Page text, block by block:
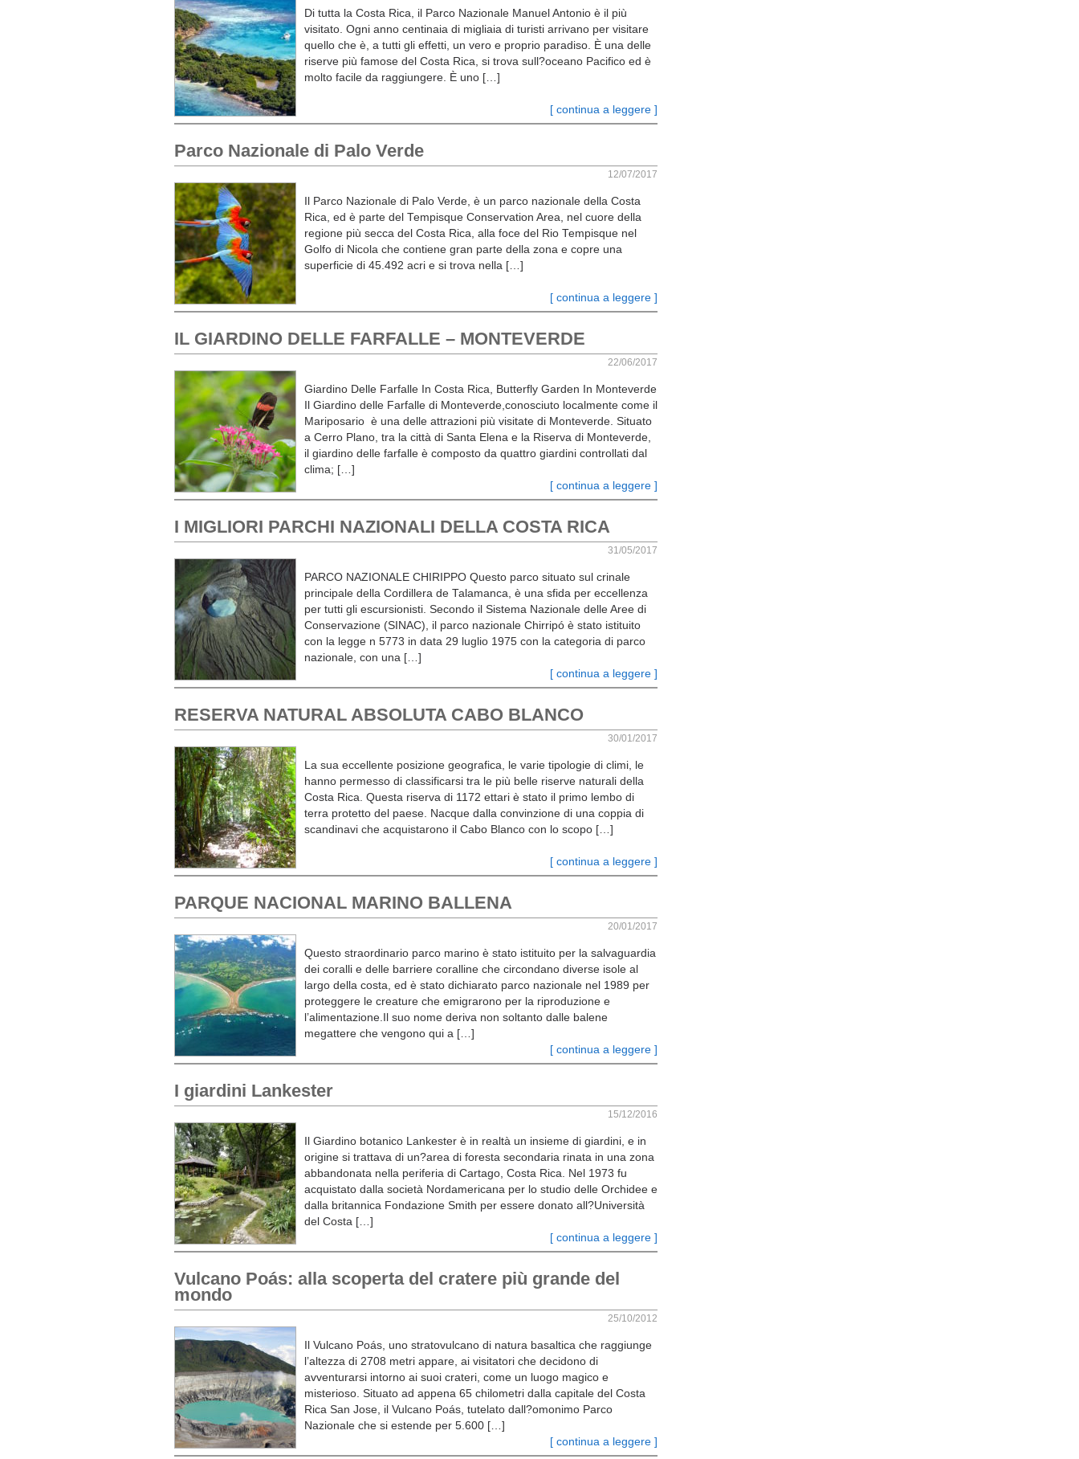
[ continua a leggere ]
Di tutta la Costa Rica, il Parco Nazionale Manuel Antonio è il più
visitato. Ogni anno centinaia di migliaia di turisti arrivano per visitare
quello che è, a tutti gli effetti, un vero e proprio paradiso. È una delle
riserve più famose del Costa Rica, si trova sull?oceano Pacifico ed è
molto facile da raggiungere. È uno […]
Parco Nazionale di Palo Verde
12/07/2017
[ continua a leggere ]
Il Parco Nazionale di Palo Verde, è un parco nazionale della Costa
Rica, ed è parte del Tempisque Conservation Area, nel cuore della
regione più secca del Costa Rica, alla foce del Rio Tempisque nel
Golfo di Nicola che contiene gran parte della zona e copre una
superficie di 45.492 acri e si trova nella […]
IL GIARDINO DELLE FARFALLE – MONTEVERDE
22/06/2017
[ continua a leggere ]
Giardino Delle Farfalle In Costa Rica, Butterfly Garden In Monteverde
Il Giardino delle Farfalle di Monteverde,conosciuto localmente come il
Mariposario è una delle attrazioni più visitate di Monteverde. Situato
a Cerro Plano, tra la città di Santa Elena e la Riserva di Monteverde,
il giardino delle farfalle è composto da quattro giardini controllati dal
clima; […]
I MIGLIORI PARCHI NAZIONALI DELLA COSTA RICA
31/05/2017
[ continua a leggere ]
PARCO NAZIONALE CHIRIPPO Questo parco situato sul crinale
principale della Cordillera de Talamanca, è una sfida per eccellenza
per tutti gli escursionisti. Secondo il Sistema Nazionale delle Aree di
Conservazione (SINAC), il parco nazionale Chirripó è stato istituito
con la legge n 5773 in data 29 luglio 1975 con la categoria di parco
nazionale, con una […]
RESERVA NATURAL ABSOLUTA CABO BLANCO
30/01/2017
[ continua a leggere ]
La sua eccellente posizione geografica, le varie tipologie di climi, le
hanno permesso di classificarsi tra le più belle riserve naturali della
Costa Rica. Questa riserva di 1172 ettari è stato il primo lembo di
terra protetto del paese. Nacque dalla convinzione di una coppia di
scandinavi che acquistarono il Cabo Blanco con lo scopo […]
PARQUE NACIONAL MARINO BALLENA
20/01/2017
[ continua a leggere ]
Questo straordinario parco marino è stato istituito per la salvaguardia
dei coralli e delle barriere coralline che circondano diverse isole al
largo della costa, ed è stato dichiarato parco nazionale nel 1989 per
proteggere le creature che emigrarono per la riproduzione e
l’alimentazione.Il suo nome deriva non soltanto dalle balene
megattere che vengono qui a […]
I giardini Lankester
15/12/2016
[ continua a leggere ]
Il Giardino botanico Lankester è in realtà un insieme di giardini, e in
origine si trattava di un?area di foresta secondaria rinata in una zona
abbandonata nella periferia di Cartago, Costa Rica. Nel 1973 fu
acquistato dalla società Nordamericana per lo studio delle Orchidee e
dalla britannica Fondazione Smith per essere donato all?Università
del Costa […]
Vulcano Poás: alla scoperta del cratere più grande del
mondo
25/10/2012
[ continua a leggere ]
Il Vulcano Poás, uno stratovulcano di natura basaltica che raggiunge
l’altezza di 2708 metri appare, ai visitatori che decidono di
avventurarsi intorno ai suoi crateri, come un luogo magico e
misterioso. Situato ad appena 65 chilometri dalla capitale del Costa
Rica San Jose, il Vulcano Poás, tutelato dall?omonimo Parco
Nazionale che si estende per 5.600 […]